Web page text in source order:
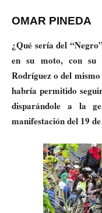
OMAR PINEDA
¿Qué sería del
en su moto, con su
Rodríguez o del
habría permitido
disparándole a la
manifestación del 19